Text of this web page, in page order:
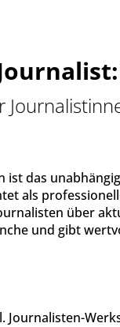
ist das
als
über
und gibt
Journalisten-